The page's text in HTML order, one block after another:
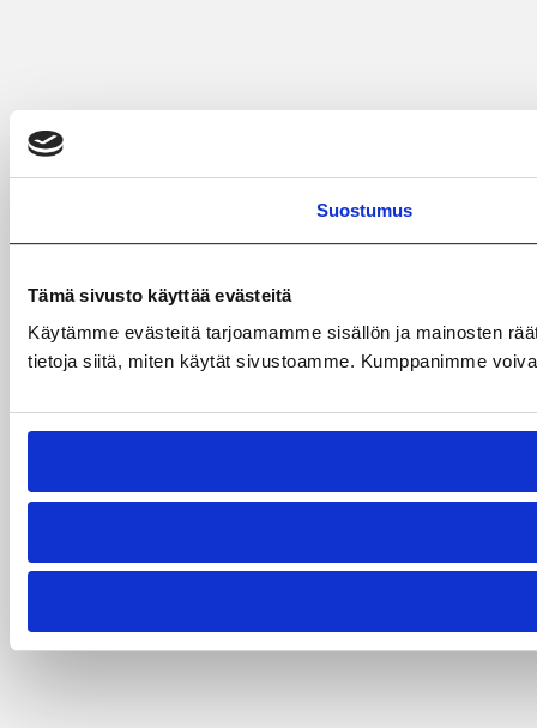
Suostumus
Tämä sivusto käyttää evästeitä
Käytämme evästeitä tarjoamamme sisällön ja mainosten
tietoja siitä, miten käytät sivustoamme. Kumppanimme